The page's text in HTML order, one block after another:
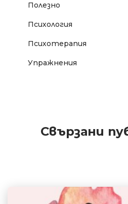
Полезно
Психология
Психотерапия
Упражнения
Свързани